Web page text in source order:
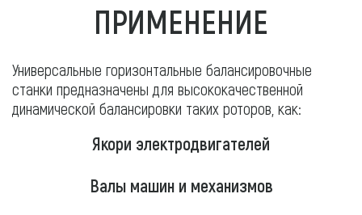
ПРИМЕНЕНИЕ
Универсальные горизонтальные балансировочные
станки предназначены для высококачественной
динамической балансировки таких роторов, как:
Якори электродвигателей
Валы машин и механизмов